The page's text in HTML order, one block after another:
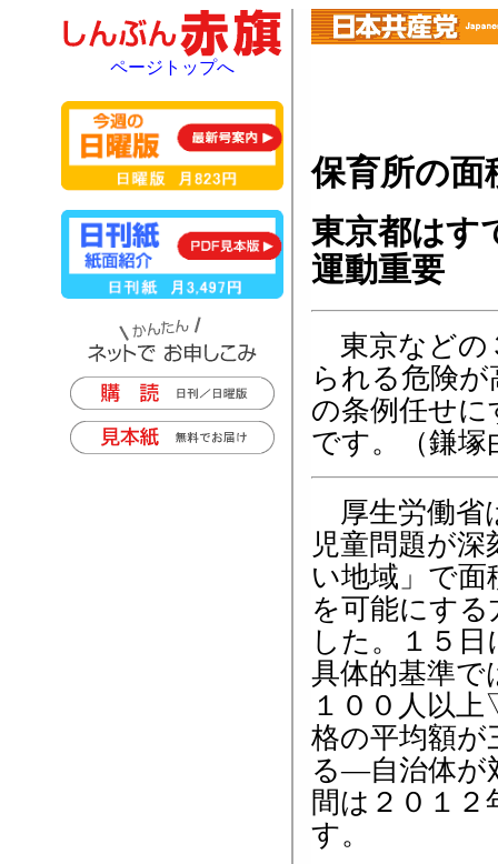
保育所の
東京都はす
運動重要
東京などの
られる危険
の条例任せ
です。（鎌塚
厚生労働省
児童問題が
い地域」で
を可能にす
した。１５
具体的基準
１００人以
格の平均額が
る―自治体が
間は２０１
す。
ページトップへ